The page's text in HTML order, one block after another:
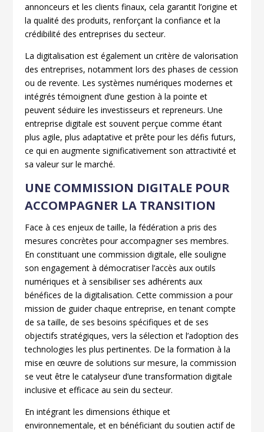
annonceurs et les clients finaux, cela garantit l’origine et
la qualité des produits, renforçant la confiance et la
crédibilité des entreprises du secteur.
La digitalisation est également un critère de valorisation
des entreprises, notamment lors des phases de cession
ou de revente. Les systèmes numériques modernes et
intégrés témoignent d’une gestion à la pointe et
peuvent séduire les investisseurs et repreneurs. Une
entreprise digitale est souvent perçue comme étant
plus agile, plus adaptative et prête pour les défis futurs,
ce qui en augmente significativement son attractivité et
sa valeur sur le marché.
UNE COMMISSION DIGITALE POUR
ACCOMPAGNER LA TRANSITION
Face à ces enjeux de taille, la fédération a pris des
mesures concrètes pour accompagner ses membres.
En constituant une commission digitale, elle souligne
son engagement à démocratiser l’accès aux outils
numériques et à sensibiliser ses adhérents aux
bénéfices de la digitalisation. Cette commission a pour
mission de guider chaque entreprise, en tenant compte
de sa taille, de ses besoins spécifiques et de ses
objectifs stratégiques, vers la sélection et l’adoption des
technologies les plus pertinentes. De la formation à la
mise en œuvre de solutions sur mesure, la commission
se veut être le catalyseur d’une transformation digitale
inclusive et efficace au sein du secteur.
En intégrant les dimensions éthique et
environnementale, et en bénéficiant du soutien actif de